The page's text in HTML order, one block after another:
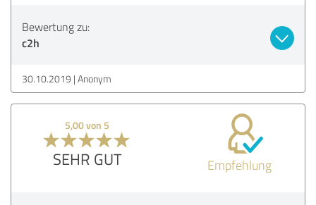
Bewertung zu:
c2h
30.10.2019 Anonym
5,00 von 5
SEHR GUT Empfehlung